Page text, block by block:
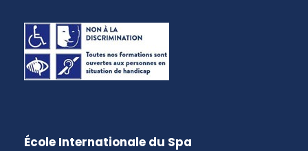
École Internationale du Spa